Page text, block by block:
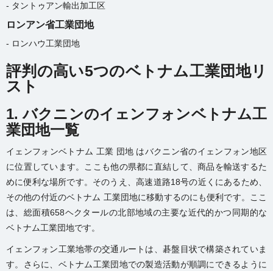
- タントゥアン輸出加工区
ロンアン省工業団地
- ロンハウ工業団地
評判の高い5つのベトナム工業団地リ
スト
1. バクニンのイェンフォンベトナム工
業団地一覧
イェンフォンベトナム 工業 団地 はバクニン省のイェンフォン地区
に位置しています。ここも他の県都に直結して、商品を輸送するた
めに便利な場所です。そのうえ、高速道路18号の近くにあるため、
その他の付近のベトナム 工業団地に移動するのにも便利です。ここ
は、総面積658ヘクタールの北部地域の主要な近代的かつ同期的な
ベトナム工業団地です。
イェンフォン工業地帯の交通ルートは、碁盤目状で構築されていま
す。さらに、ベトナム工業団地での製造活動が順調にできるように